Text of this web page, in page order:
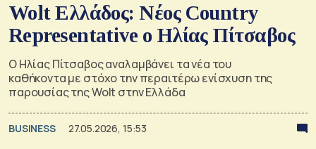
Wolt Ελλάδος: Νέος Country
Representative ο Ηλίας Πίτσαβος
Ο Ηλίας Πίτσαβος αναλαμβάνει τα νέα του
καθήκοντα με στόχο την περαιτέρω ενίσχυση της
παρουσίας της Wolt στην Ελλάδα
BUSINESS 27.05.2026, 15:53